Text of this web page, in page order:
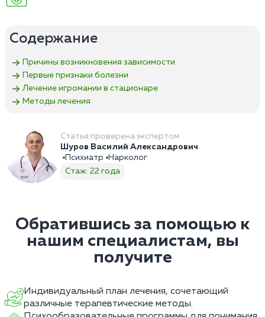
Содержание
Причины возникновения зависимости
Первые признаки болезни
Лечение игромании в стационаре
Методы лечения
Статья проверена экспертом
Шуров Василий Александрович
Психиатр
Нарколог
Стаж: 22 года
Обратившись за помощью к
нашим специалистам, вы
получите
Индивидуальный план лечения, сочетающий
различные терапевтические методы.